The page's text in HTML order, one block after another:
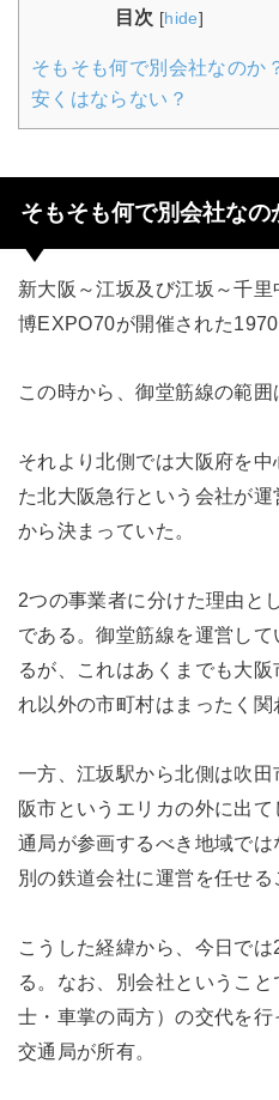
目次 [hide]
そもそも何で別会社なのか
安くはならない？
そもそも何で別会社なの
新大阪～江坂及び江坂～千
博EXPO70が開催された1970
この時から、御堂筋線の範囲
それより北側では大阪府を
た北大阪急行という会社が
から決まっていた。
2つの事業者に分けた理由と
である。御堂筋線を運営し
るが、これはあくまでも大
れ以外の市町村はまったく関
一方、江坂駅から北側は吹
阪市というエリカの外に出
通局が参画するべき地域では
別の鉄道会社に運営を任せる
こうした経緯から、今日で
る。なお、別会社というこ
士・車掌の両方）の交代を
交通局が所有。